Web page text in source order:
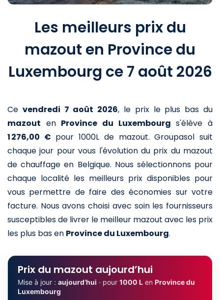
Les meilleurs prix du
mazout en Province du
Luxembourg ce 7 août 2026
Ce vendredi 7 août 2026, le prix le plus bas du
mazout en Province du Luxembourg s'élève à
1 276,00 € pour 1000L de mazout. Groupasol suit
chaque jour pour vous l'évolution du prix du mazout
de chauffage en Belgique. Nous sélectionnons pour
chaque localité les meilleurs prix disponibles pour
vous permettre de faire des économies sur votre
facture. Nous avons choisi avec soin les fournisseurs
susceptibles de livrer le meilleur mazout avec les prix
les plus bas en Province du Luxembourg.
Prix du mazout aujourd’hui
Mise à jour : aujourd’hui · pour 1000 L en Province du
Luxembourg